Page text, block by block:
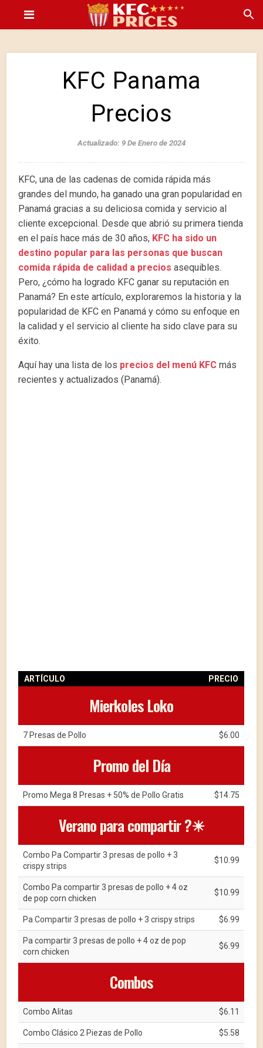
KFC Panama
Precios
Actualizado: 9 De Enero de 2024
KFC, una de las cadenas de comida rápida más
grandes del mundo, ha ganado una gran popularidad en
Panamá gracias a su deliciosa comida y servicio al
cliente excepcional. Desde que abrió su primera tienda
en el país hace más de 30 años, KFC ha sido un
destino popular para las personas que buscan
comida rápida de calidad a precios asequibles.
Pero, ¿cómo ha logrado KFC ganar su reputación en
Panamá? En este artículo, exploraremos la historia y la
popularidad de KFC en Panamá y cómo su enfoque en
la calidad y el servicio al cliente ha sido clave para su
éxito.
Aquí hay una lista de los precios del menú KFC más
recientes y actualizados (Panamá).
ARTÍCULO PRECIO
Mierkoles Loko
7 Presas de Pollo $6.00
Promo del Día
Promo Mega 8 Presas + 50% de Pollo Gratis $14.75
Verano para compartir ?☀
Combo Pa Compartir 3 presas de pollo + 3
crispy strips
$10.99
Combo Pa compartir 3 presas de pollo + 4 oz
de pop corn chicken
$10.99
Pa Compartir 3 presas de pollo + 3 crispy strips $6.99
Pa compartir 3 presas de pollo + 4 oz de pop
corn chicken
$6.99
Combos
Combo Alitas $6.11
Combo Clásico 2 Piezas de Pollo $5.58